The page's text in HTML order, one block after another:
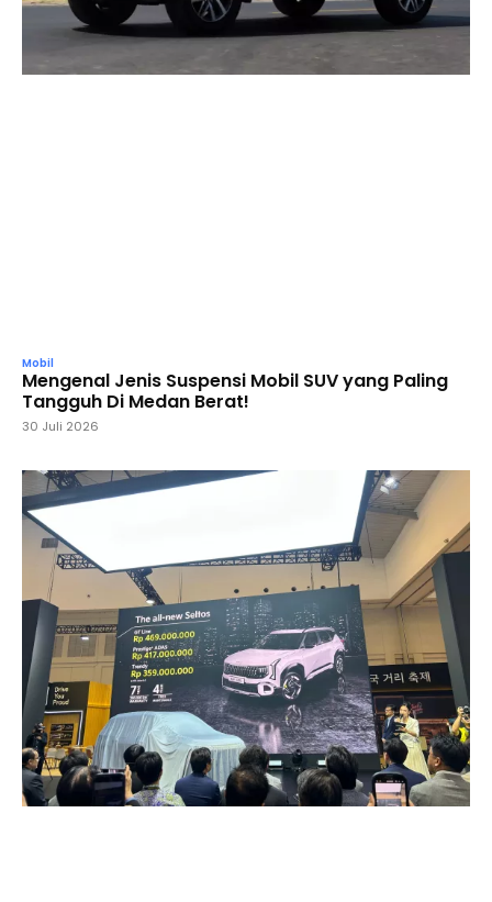
Mobil
Mengenal Jenis Suspensi Mobil SUV yang Paling
Tangguh Di Medan Berat!
30 Juli 2026